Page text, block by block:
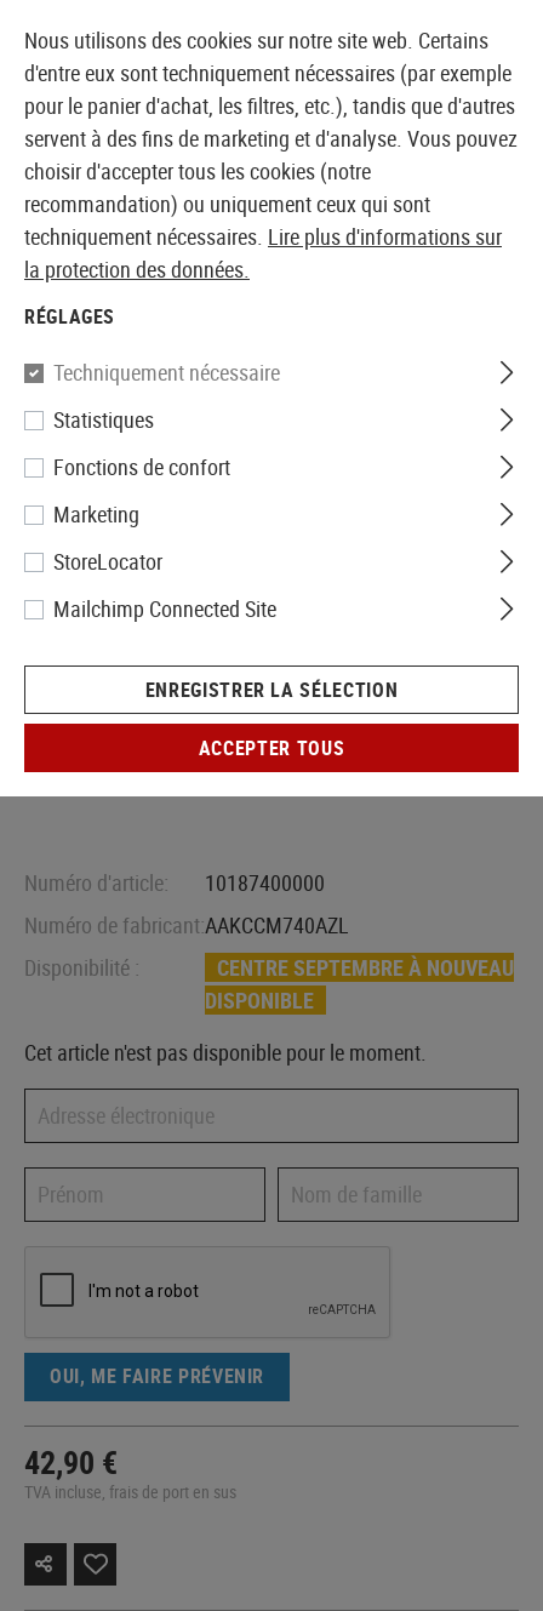
BOUTIQUE ET GROSSISTE EUROPÉEN AIRSOFT
Accueil Accessoires d'Airsoft Chargeurs CO2
KWC
Magazin P226 Match Co2
Numéro d'article:
10187400000
Numéro de fabricant:AAKCCM740AZL
Disponibilité :
CENTRE SEPTEMBRE À NOUVEAU
DISPONIBLE
Cet article n'est pas disponible pour le moment.
OUI, ME FAIRE PRÉVENIR
42,90 €
TVA incluse, frais de port en sus
Nous utilisons des cookies sur notre site web. Certains
d'entre eux sont techniquement nécessaires (par exemple
pour le panier d'achat, les filtres, etc.), tandis que d'autres
servent à des fins de marketing et d'analyse. Vous pouvez
choisir d'accepter tous les cookies (notre
recommandation) ou uniquement ceux qui sont
techniquement nécessaires. Lire plus d'informations sur
la protection des données.
RÉGLAGES
Techniquement nécessaire
Statistiques
Fonctions de confort
Marketing
StoreLocator
Mailchimp Connected Site
ENREGISTRER LA SÉLECTION
ACCEPTER TOUS